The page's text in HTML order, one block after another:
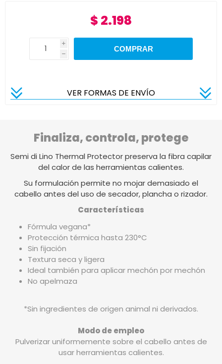
$ 2.198
i
h
VER FORMAS DE ENVÍO
Finaliza, controla, protege
Semi di Lino Thermal Protector preserva la fibra capilar
del calor de las herramientas calientes.
Su formulación permite no mojar demasiado el
cabello antes del uso de secador, plancha o rizador.
Características
Fórmula vegana*
Protección térmica hasta 230°C
Sin fijación
Textura seca y ligera
Ideal también para aplicar mechón por mechón
No apelmaza
*Sin ingredientes de origen animal ni derivados.
Modo de empleo
Pulverizar uniformemente sobre el cabello antes de
usar herramientas calientes.